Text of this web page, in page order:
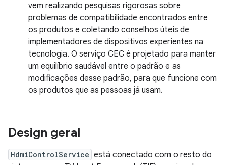
vem realizando pesquisas rigorosas sobre
problemas de compatibilidade encontrados entre
os produtos e coletando conselhos úteis de
implementadores de dispositivos experientes na
tecnologia. O serviço CEC é projetado para manter
um equilíbrio saudável entre o padrão e as
modificações desse padrão, para que funcione com
os produtos que as pessoas já usam.
Design geral
HdmiControlService está conectado com o resto do